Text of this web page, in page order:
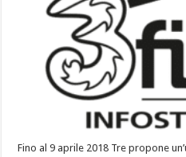
Fino al 9 aprile 2018 Tre propone